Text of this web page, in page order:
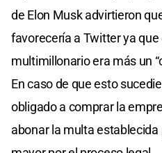
de Elon Musk advirtieron
favorecería a Twitter ya que
multimillonario era más un
En caso de que esto
obligado a comprar la
abonar la multa